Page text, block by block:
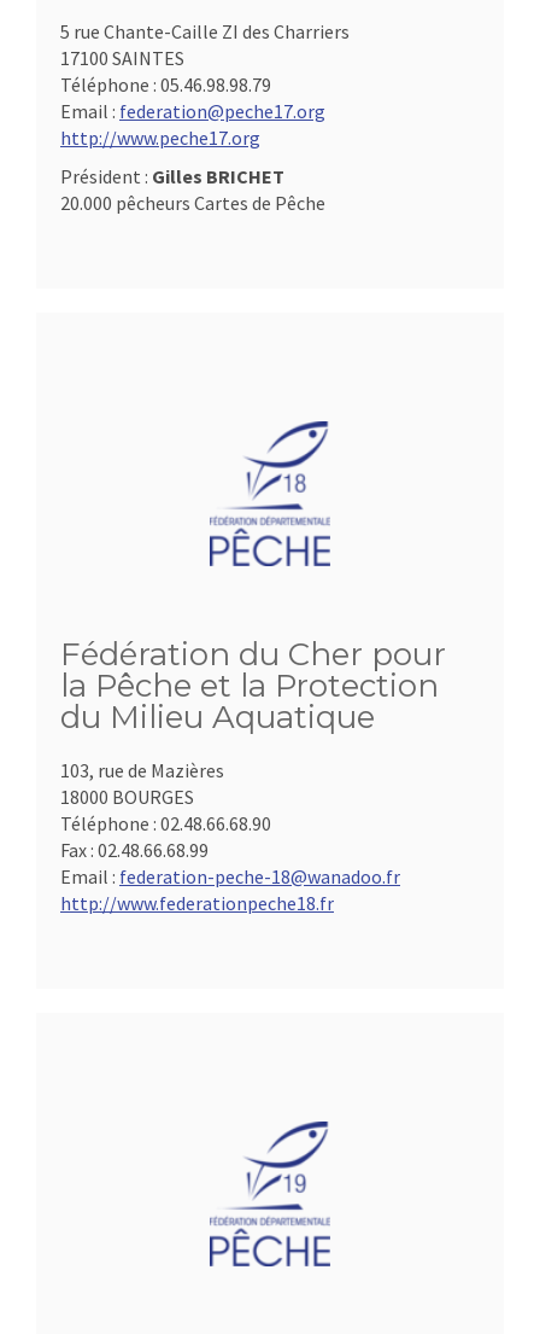
5 rue Chante-Caille ZI des Charriers
17100 SAINTES
Téléphone : 05.46.98.98.79
Email : federation@peche17.org
http://www.peche17.org
Président : Gilles BRICHET
20.000 pêcheurs Cartes de Pêche
Fédération du Cher pour
la Pêche et la Protection
du Milieu Aquatique
103, rue de Mazières
18000 BOURGES
Téléphone : 02.48.66.68.90
Fax : 02.48.66.68.99
Email : federation-peche-18@wanadoo.fr
http://www.federationpeche18.fr